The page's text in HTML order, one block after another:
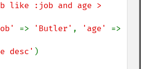
like :job and age >
=> 'Butler' , 'age'
desc' )